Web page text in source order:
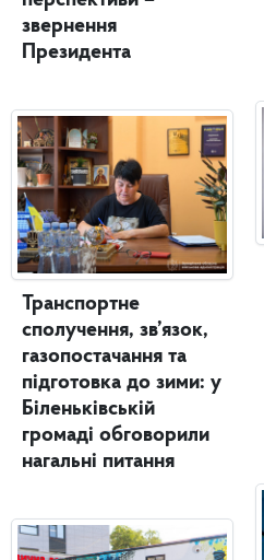
звернення
Президента
Транспортне
сполучення, зв’язок,
газопостачання та
підготовка до зими: у
Біленьківській
громаді обговорили
нагальні питання